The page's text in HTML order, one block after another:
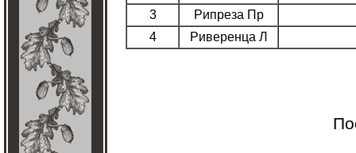
3
Рипреза Пр
4
Риверенца Л